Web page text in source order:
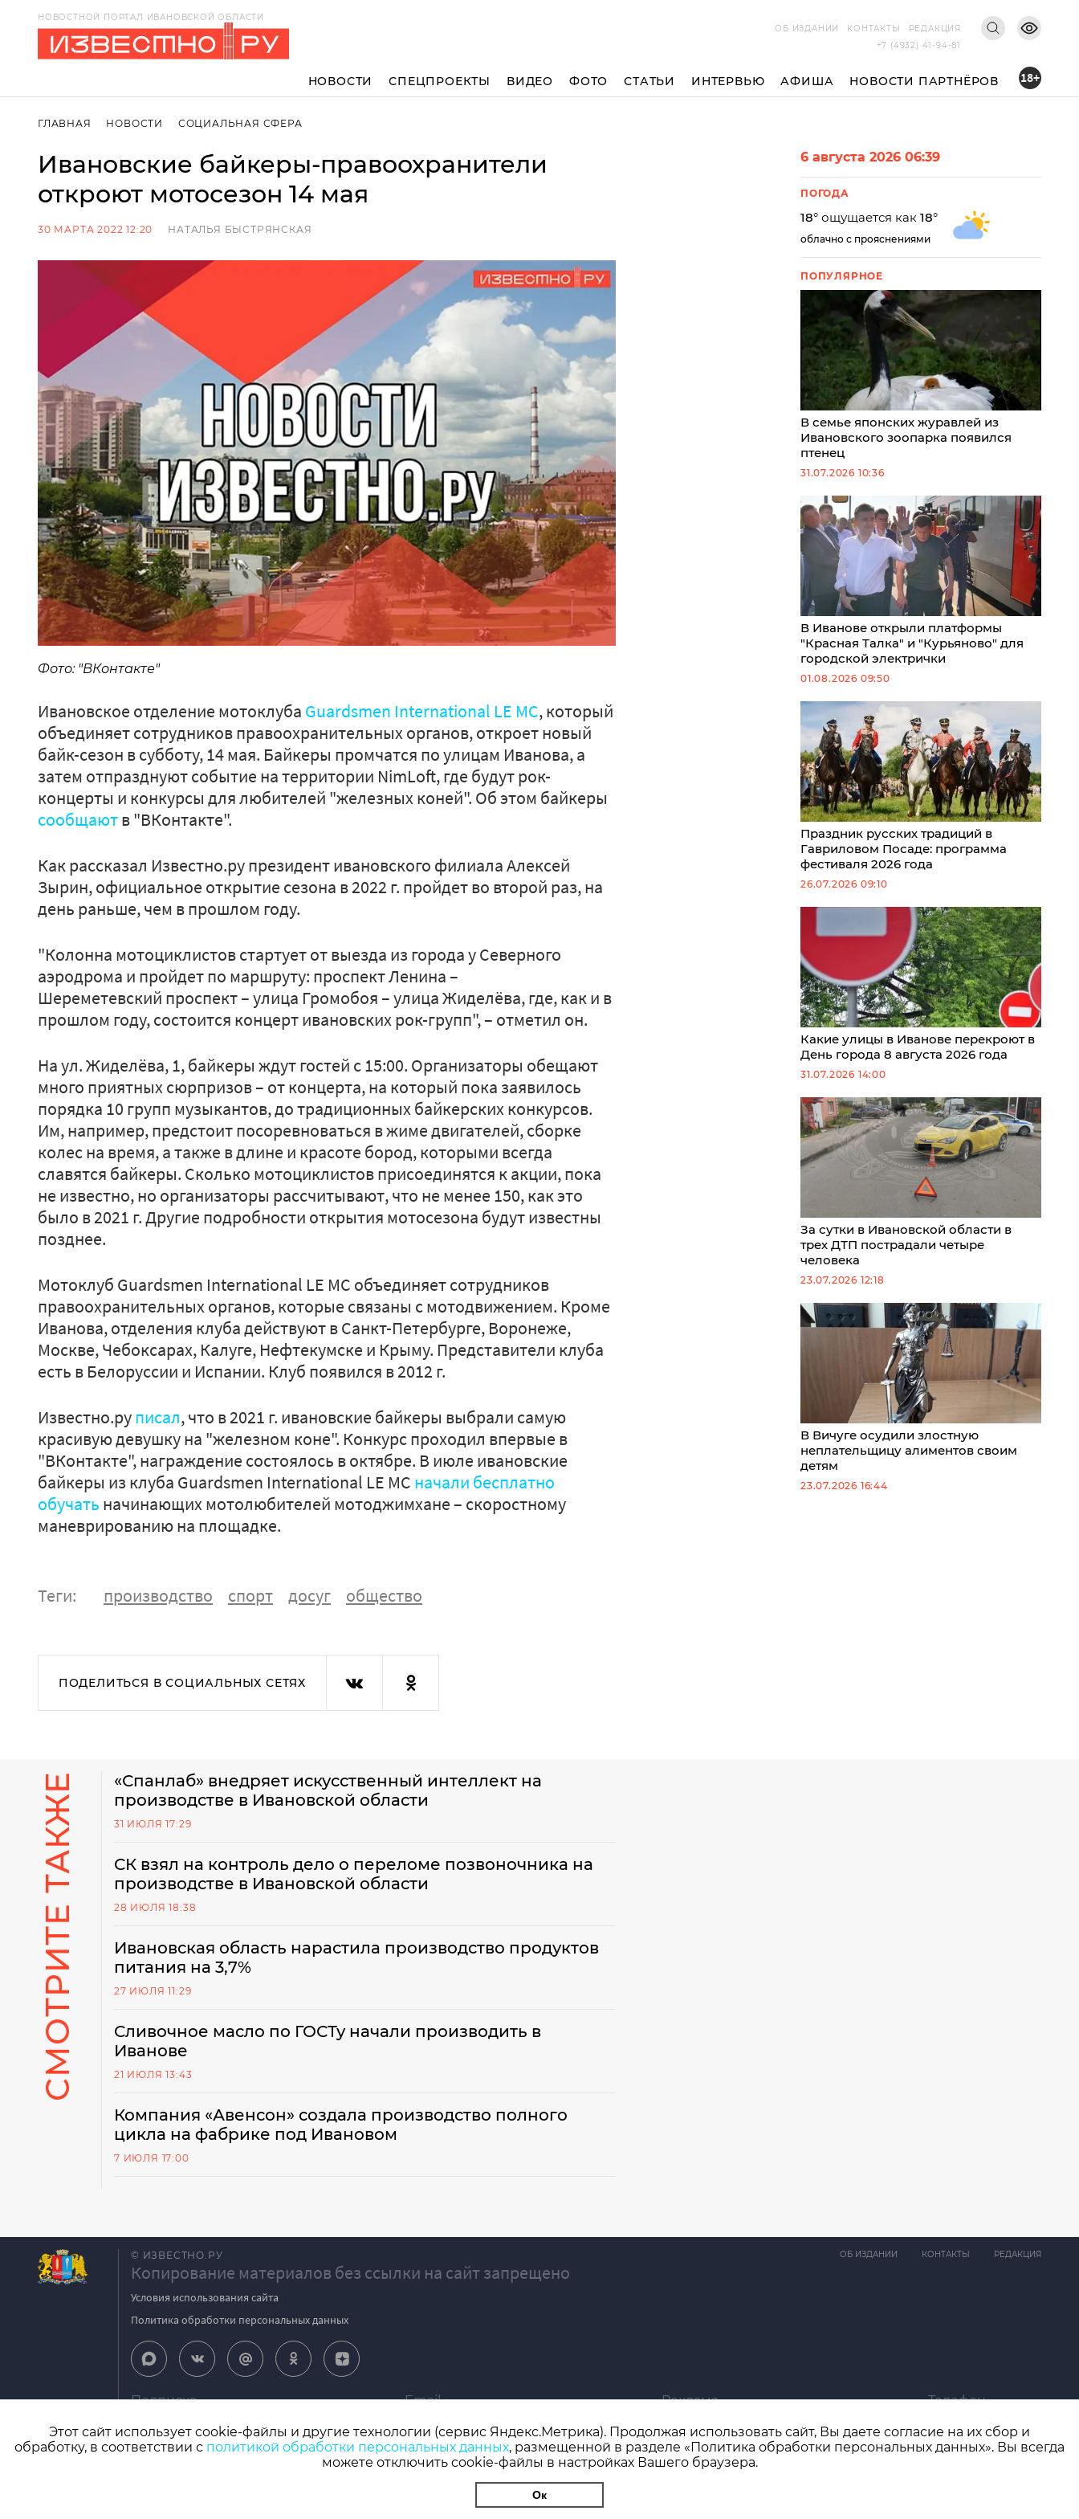
НОВОСТНОЙ ПОРТАЛ ИВАНОВСКОЙ ОБЛАСТИ
ОБ ИЗДАНИИ
КОНТАКТЫ
РЕДАКЦИЯ
+7 (4932) 41-94-81
НОВОСТИ СПЕЦПРОЕКТЫ ВИДЕО ФОТО СТАТЬИ ИНТЕРВЬЮ АФИША НОВОСТИ ПАРТНЁРОВ 18+
ГЛАВНАЯ НОВОСТИ СОЦИАЛЬНАЯ СФЕРА
Ивановские байкеры-правоохранители
откроют мотосезон 14 мая
30 МАРТА 2022 12:20 НАТАЛЬЯ БЫСТРЯНСКАЯ
Фото: "ВКонтакте"
Ивановское отделение мотоклуба Guardsmen International LE MC, который
объединяет сотрудников правоохранительных органов, откроет новый
байк-сезон в субботу, 14 мая. Байкеры промчатся по улицам Иванова, а
затем отпразднуют событие на территории NimLoft, где будут рок-
концерты и конкурсы для любителей "железных коней". Об этом байкеры
сообщаютв "ВКонтакте".
Как рассказал Известно.ру президент ивановского филиала Алексей
Зырин, официальное открытие сезона в 2022 г. пройдет во второй раз, на
день раньше, чем в прошлом году.
"Колонна мотоциклистов стартует от выезда из города у Северного
аэродрома и пройдет по маршруту: проспект Ленина –
Шереметевский проспект – улица Громобоя – улица Жиделёва, где, как и в
прошлом году, состоится концерт ивановских рок-групп", – отметил он.
На ул. Жиделёва, 1, байкеры ждут гостей с 15:00. Организаторы обещают
много приятных сюрпризов – от концерта, на который пока заявилось
порядка 10 групп музыкантов, до традиционных байкерских конкурсов.
Им, например, предстоит посоревноваться в жиме двигателей, сборке
колес на время, а также в длине и красоте бород, которыми всегда
славятся байкеры. Сколько мотоциклистов присоединятся к акции, пока
не известно, но организаторы рассчитывают, что не менее 150, как это
было в 2021 г. Другие подробности открытия мотосезона будут известны
позднее.
Мотоклуб Guardsmen International LE МС объединяет сотрудников
правоохранительных органов, которые связаны с мотодвижением. Кроме
Иванова, отделения клуба действуют в Санкт-Петербурге, Воронеже,
Москве, Чебоксарах, Калуге, Нефтекумске и Крыму. Представители клуба
есть в Белоруссии и Испании. Клуб появился в 2012 г.
Известно.руписал, что в 2021 г. ивановские байкеры выбрали самую
красивую девушку на "железном коне". Конкурс проходил впервые в
"ВКонтакте", награждение состоялось в октябре. В июле ивановские
байкеры из клуба Guardsmen International LE MC начали бесплатно
обучать начинающих мотолюбителей мотоджимхане – скоростному
маневрированию на площадке.
Теги: производство спорт досуг общество
ПОДЕЛИТЬСЯ В СОЦИАЛЬНЫХ СЕТЯХ
6 августа 2026 06:39
ПОГОДА
18° ощущается как 18°
облачно с прояснениями
ПОПУЛЯРНОЕ
В семье японских журавлей из
Ивановского зоопарка появился
птенец
31.07.2026 10:36
В Иванове открыли платформы
"Красная Талка" и "Курьяново" для
городской электрички
01.08.2026 09:50
Праздник русских традиций в
Гавриловом Посаде: программа
фестиваля 2026 года
26.07.2026 09:10
Какие улицы в Иванове перекроют в
День города 8 августа 2026 года
31.07.2026 14:00
За сутки в Ивановской области в
трех ДТП пострадали четыре
человека
23.07.2026 12:18
В Вичуге осудили злостную
неплательщицу алиментов своим
детям
23.07.2026 16:44
СМОТРИТЕ ТАКЖЕ
«Спанлаб» внедряет искусственный интеллект на
производстве в Ивановской области
31 ИЮЛЯ 17:29
СК взял на контроль дело о переломе позвоночника на
производстве в Ивановской области
28 ИЮЛЯ 18:38
Ивановская область нарастила производство продуктов
питания на 3,7%
27 ИЮЛЯ 11:29
Сливочное масло по ГОСТу начали производить в
Иванове
21 ИЮЛЯ 13:43
Компания «Авенсон» создала производство полного
цикла на фабрике под Ивановом
7 ИЮЛЯ 17:00
© ИЗВЕСТНО.РУ
Копирование материалов без ссылки на сайт запрещено
Условия использования сайта
Политика обработки персональных данных
ОБ ИЗДАНИИ КОНТАКТЫ РЕДАКЦИЯ
Подписка
Email
Реклама
Телефон
СМИ: Izvestno.ru. Реестровая запись 08.11.2019 серия ЭЛ № ФС 77 - 77192, зарегистрировано Роскомнадзором
Этот сайт использует cookie-файлы и другие технологии (сервис Яндекс.Метрика). Продолжая использовать сайт, Вы даете согласие на их сбор и
обработку, в соответствии с политикой обработки персональных данных, размещенной в разделе «Политика обработки персональных данных». Вы всегда
можете отключить cookie-файлы в настройках Вашего браузера.
Ок